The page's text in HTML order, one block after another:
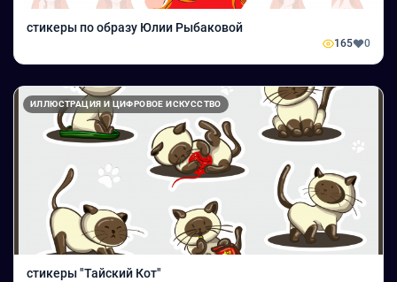
стикеры по образу Юлии Рыбаковой
165 0
ИЛЛЮСТРАЦИЯ И ЦИФРОВОЕ ИСКУССТВО
стикеры "Тайский Кот"